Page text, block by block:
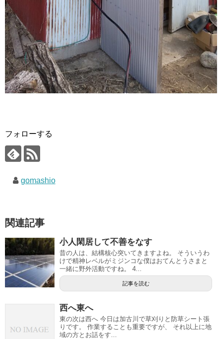
フォローする
gomashio
関連記事
小人閑居して不善をなす
昔の人は、結構核心突いてきますよね。 そういうわ
けで精神レベルがミジンコな僕はおてんとうさまと
一緒に野外活動ですね。 4...
記事を読む
西へ東へ
東の次は西へ 今日は加古川で草刈りと防草シート張
りです。 作業することも重要ですが、 それ以上に地
域の方とお話をす...